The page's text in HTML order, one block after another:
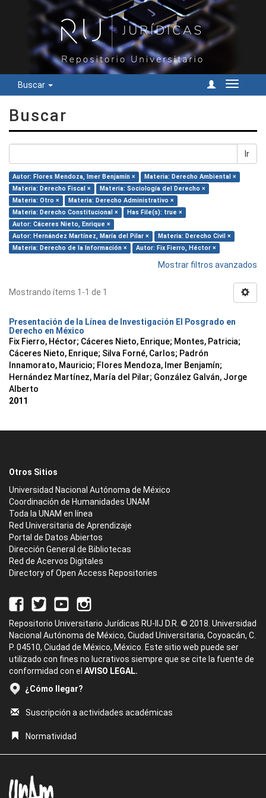
Buscar
Cambiar
Buscar
Ir
Autor: Flores Mendoza, Imer Benjamín ×
Materia: Derecho Ambiental ×
Materia: Derecho Fiscal ×
Materia: Sociología del Derecho ×
Materia: Otro ×
Materia: Derecho Administrativo ×
Materia: Derecho Constitucional ×
Has File(s): true ×
Autor: Cáceres Nieto, Enrique ×
Autor: Hernández Martínez, María del Pilar ×
Materia: Derecho Civil ×
Materia: Derecho de la Información ×
Autor: Fix Fierro, Héctor ×
Mostrar filtros avanzados
Mostrando ítems 1-1 de 1
Presentación de la Línea de Investigación El Posgrado en
Derecho en México
Fix Fierro, Héctor; Cáceres Nieto, Enrique; Montes, Patricia;
Cáceres Nieto, Enrique; Silva Forné, Carlos; Padrón
Innamorato, Mauricio; Flores Mendoza, Imer Benjamín;
Hernández Martínez, María del Pilar; González Galván, Jorge
Alberto
2011
Otros Sitios
Universidad Nacional Autónoma de México
Coordinación de Humanidades UNAM
Toda la UNAM en línea
Red Universitaria de Aprendizaje
Portal de Datos Abiertos
Dirección General de Bibliotecas
Red de Acervos Digitales
Directory of Open Access Repositories
Repositorio Universitario Jurídicas RU-IIJ D.R. © 2018. Universidad
Nacional Autónoma de México, Ciudad Universitaria, Coyoacán, C.
P. 04510, Ciudad de México, México. Este sitio web puede ser
utilizado con fines no lucrativos siempre que se cite la fuente de
conformidad con el AVISO LEGAL.
¿Cómo llegar?
Suscripción a actividades académicas
Normatividad